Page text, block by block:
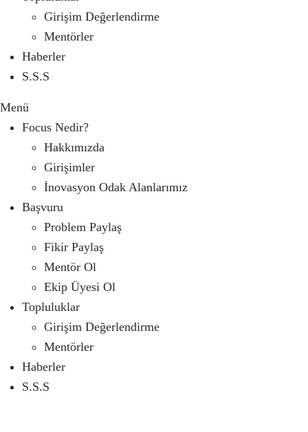
Girişim Değerlendirme
Mentörler
Haberler
S.S.S
Menü
Focus Nedir?
Hakkımızda
Girişimler
İnovasyon Odak Alanlarımız
Başvuru
Problem Paylaş
Fikir Paylaş
Mentör Ol
Ekip Üyesi Ol
Topluluklar
Girişim Değerlendirme
Mentörler
Haberler
S.S.S